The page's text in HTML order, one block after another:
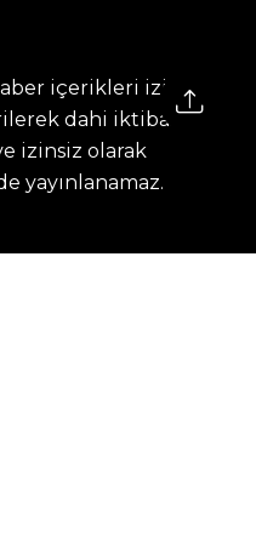
içerikleri izin
dahi iktibas
izinsiz olarak
yayınlanamaz.